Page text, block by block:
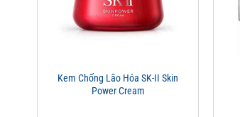
Kem Chống Lão Hóa SK-II Skin
Power Cream